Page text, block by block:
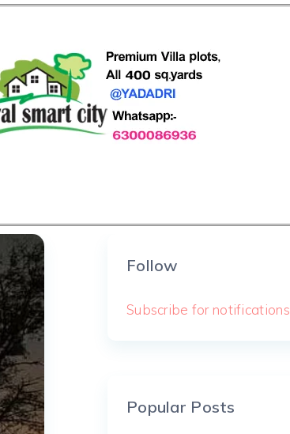
Follow
Subscribe for notifications
Popular Posts